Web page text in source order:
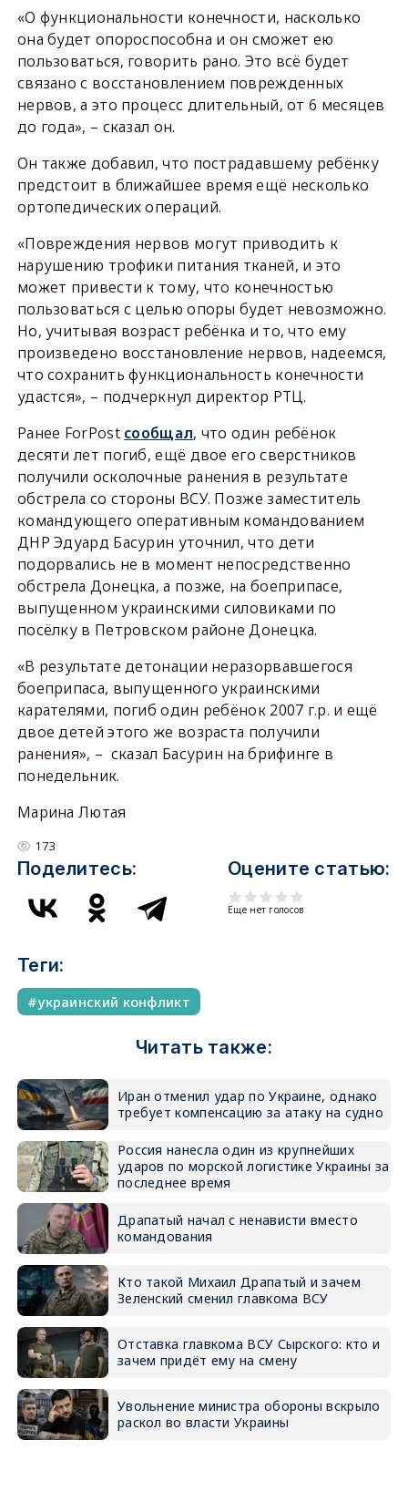
«О функциональности конечности, насколько
она будет опороспособна и он сможет ею
пользоваться, говорить рано. Это всё будет
связано с восстановлением поврежденных
нервов, а это процесс длительный, от 6 месяцев
до года», – сказал он.
Он также добавил, что пострадавшему ребёнку
предстоит в ближайшее время ещё несколько
ортопедических операций.
«Повреждения нервов могут приводить к
нарушению трофики питания тканей, и это
может привести к тому, что конечностью
пользоваться с целью опоры будет невозможно.
Но, учитывая возраст ребёнка и то, что ему
произведено восстановление нервов, надеемся,
что сохранить функциональность конечности
удастся», – подчеркнул директор РТЦ.
Ранее ForPost сообщал, что один ребёнок
десяти лет погиб, ещё двое его сверстников
получили осколочные ранения в результате
обстрела со стороны ВСУ. Позже заместитель
командующего оперативным командованием
ДНР Эдуард Басурин уточнил, что дети
подорвались не в момент непосредственно
обстрела Донецка, а позже, на боеприпасе,
выпущенном украинскими силовиками по
посёлку в Петровском районе Донецка.
«В результате детонации неразорвавшегося
боеприпаса, выпущенного украинскими
карателями, погиб один ребёнок 2007 г.р. и ещё
двое детей этого же возраста получили
ранения», – сказал Басурин на брифинге в
понедельник.
Марина Лютая
173
Поделитесь: Оцените статью:
Еще нет голосов
Теги:
украинский конфликт
Читать также:
Иран отменил удар по Украине, однако
требует компенсацию за атаку на судно
Россия нанесла один из крупнейших
ударов по морской логистике Украины за
последнее время
Драпатый начал с ненависти вместо
командования
Кто такой Михаил Драпатый и зачем
Зеленский сменил главкома ВСУ
Отставка главкома ВСУ Сырского: кто и
зачем придёт ему на смену
Увольнение министра обороны вскрыло
раскол во власти Украины